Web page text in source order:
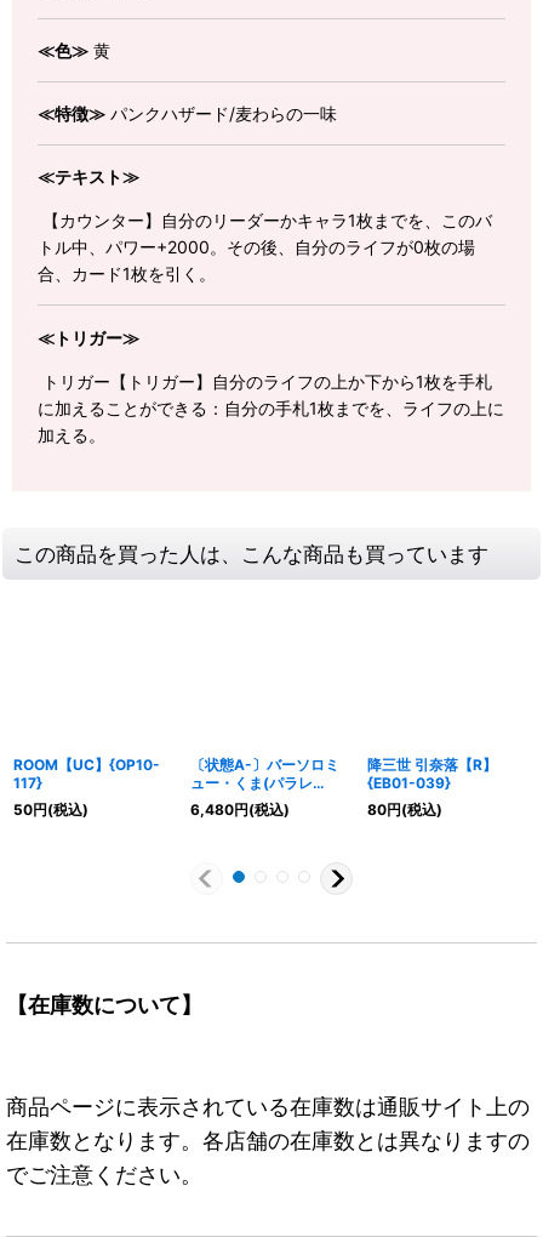
≪色≫ 黄
≪特徴≫ パンクハザード/麦わらの一味
≪テキスト≫
【カウンター】自分のリーダーかキャラ1枚までを、このバ
トル中、パワー+2000。その後、自分のライフが0枚の場
合、カード1枚を引く。
≪トリガー≫
トリガー【トリガー】自分のライフの上か下から1枚を手札
に加えることができる：自分の手札1枚までを、ライフの上に
加える。
この商品を買った人は、こんな商品も買っています
ROOM【UC】{OP10-
117}
50円(税込)
〔状態A-〕バーソロミ
ュー・くま(パラレ
ル/SP/illust:Katsuo
Tadano)【SP】{EB04-
6,480円(税込)
降三世 引奈落【R】
{EB01-039}
80円(税込)
【在庫数について】
商品ページに表示されている在庫数は通販サイト上の
在庫数となります。各店舗の在庫数とは異なりますの
でご注意ください。